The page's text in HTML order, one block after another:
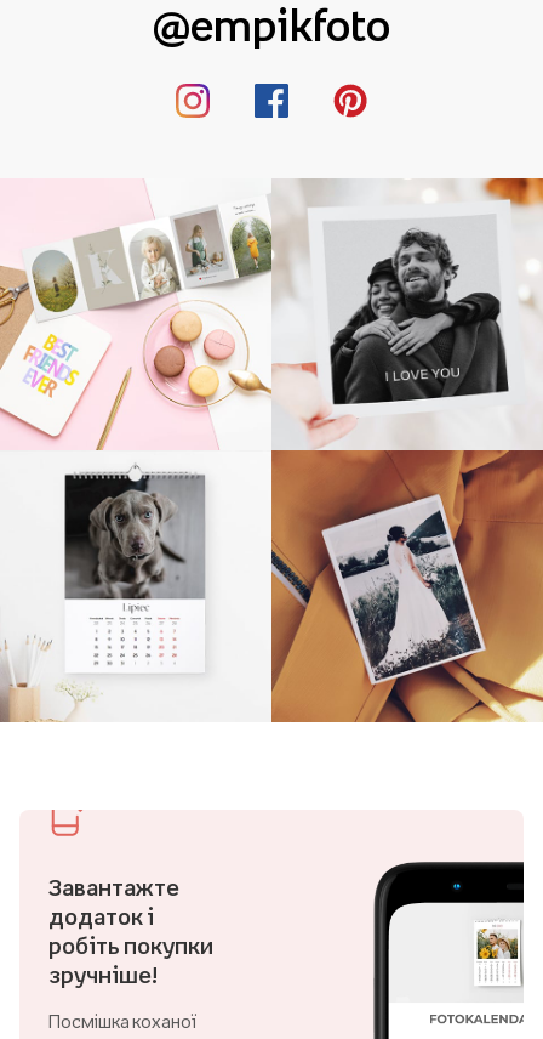
@empikfoto
Завантажте
додаток і
робіть покупки
зручніше!
Посмішка коханої